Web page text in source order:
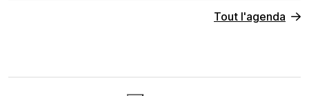
Tout l'agenda